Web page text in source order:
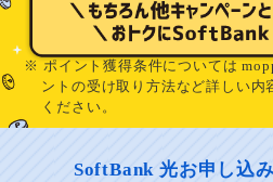
※ ポイント獲得条件については
ントの受け取り方法など詳しい
ください。
SoftBank 光お申し込